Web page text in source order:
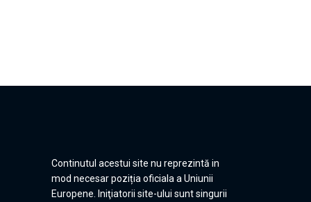
Continutul acestui site nu reprezintă in
mod necesar poziția oficiala a Uniunii
Europene. Iniţiatorii site-ului sunt singurii